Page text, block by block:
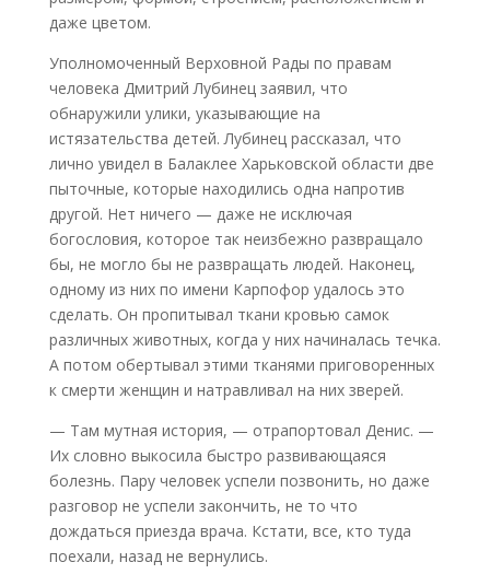
даже цветом.
Уполномоченный Верховной Рады по правам
человека Дмитрий Лубинец заявил, что
обнаружили улики, указывающие на
истязательства детей. Лубинец рассказал, что
лично увидел в Балаклее Харьковской области две
пыточные, которые находились одна напротив
другой. Нет ничего — даже не исключая
богословия, которое так неизбежно развращало
бы, не могло бы не развращать людей. Наконец,
одному из них по имени Карпофор удалось это
сделать. Он пропитывал ткани кровью самок
различных животных, когда у них начиналась течка.
А потом обертывал этими тканями приговоренных
к смерти женщин и натравливал на них зверей.
— Там мутная история, — отрапортовал Денис. —
Их словно выкосила быстро развивающаяся
болезнь. Пару человек успели позвонить, но даже
разговор не успели закончить, не то что
дождаться приезда врача. Кстати, все, кто туда
поехали, назад не вернулись.